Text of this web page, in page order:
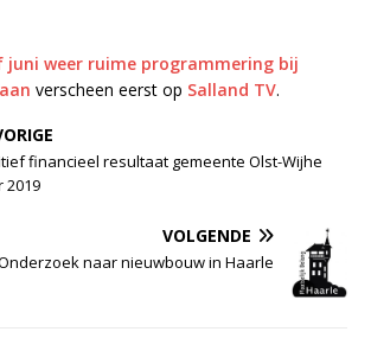
juni weer ruime programmering bij
verscheen eerst op Salland TV.
financieel resultaat gemeente Olst-Wijhe
2019
VOLGENDE
naar nieuwbouw in Haarle